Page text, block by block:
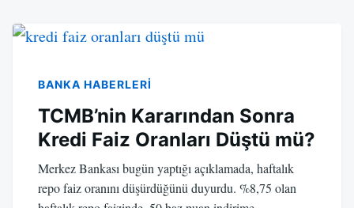
BANKA HABERLERI
TCMB’nin Kararından Sonra
Kredi Faiz Oranları Düştü mü?
Merkez Bankası bugün yaptığı açıklamada, haftalık
repo faiz oranını düşürdüğünü duyurdu. %8,75 olan